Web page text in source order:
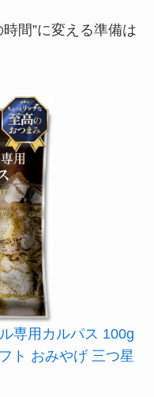
間”に変える準備は
専用カルパス 100g
ト おみやげ 三つ星